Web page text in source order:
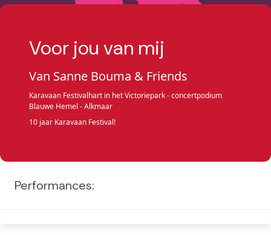
Voor jou van mij
Van Sanne Bouma & Friends
Karavaan Festivalhart in het Victoriepark - concertpodium
Blauwe Hemel - Alkmaar
10 jaar Karavaan Festival!
Performances: